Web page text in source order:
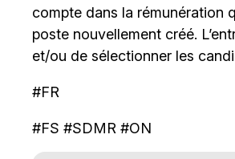
compte dans la rémunération
poste nouvellement créé.
et/ou de sélectionner les
#FR
#FS #SDMR #ON